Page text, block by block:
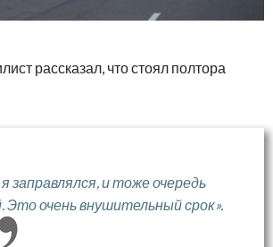
рассказал, что стоял полтора
я заправлялся, и тоже очередь
Это очень внушительный срок».